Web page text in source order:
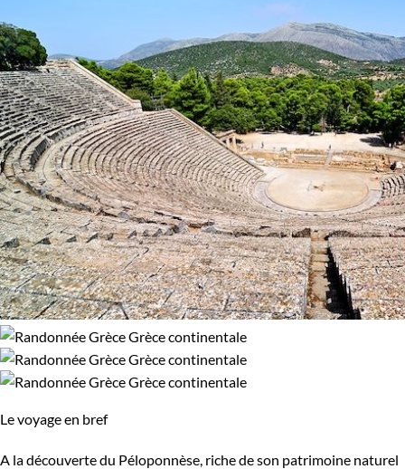
Le voyage en bref
A la découverte du Péloponnèse, riche de son patrimoine naturel